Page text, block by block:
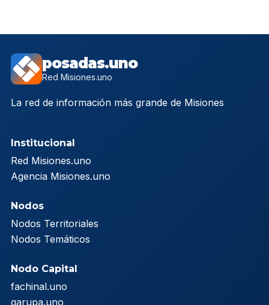
posadas.uno
Red Misiones.uno
La red de información más grande de Misiones
Institucional
Red Misiones.uno
Agencia Misiones.uno
Nodos
Nodos Territoriales
Nodos Temáticos
Nodo Capital
fachinal.uno
garupa.uno